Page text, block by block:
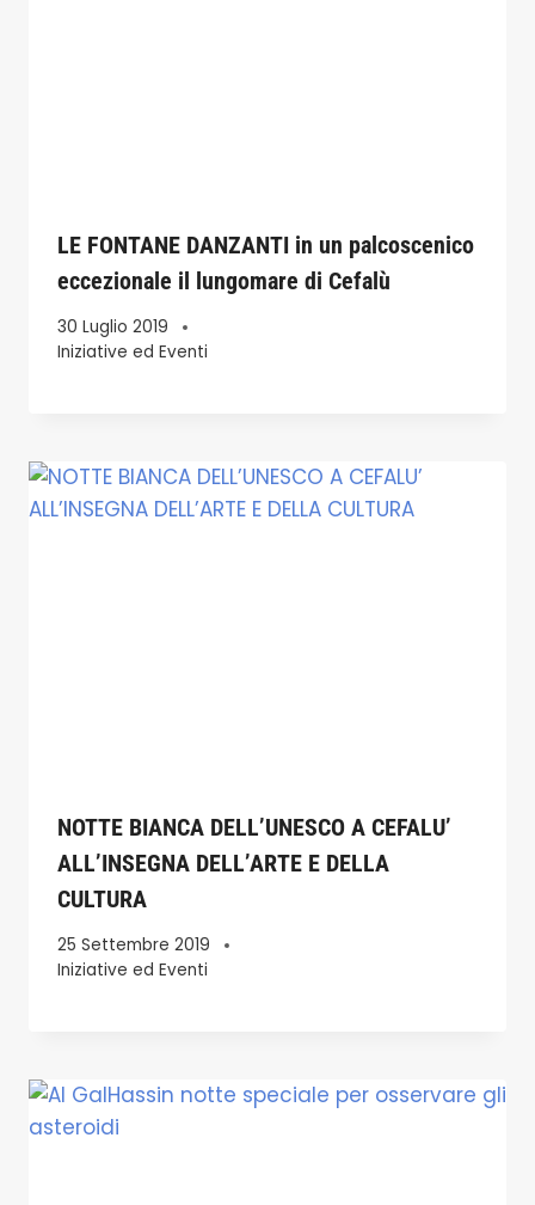
LE FONTANE DANZANTI in un palcoscenico
eccezionale il lungomare di Cefalù
30 Luglio 2019
Iniziative ed Eventi
NOTTE BIANCA DELL’UNESCO A CEFALU’
ALL’INSEGNA DELL’ARTE E DELLA
CULTURA
25 Settembre 2019
Iniziative ed Eventi